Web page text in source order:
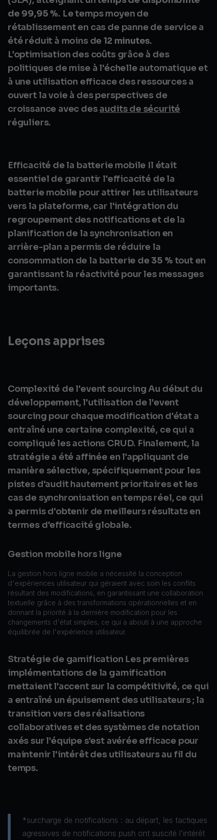
de 99,95 %. Le temps moyen de
rétablissement en cas de panne de service a
été réduit à moins de12 minutes.
L'optimisation des coûts grâce à des
politiques de mise à l'échelle automatique et
à une utilisation efficace des ressources a
ouvert la voie à des perspectives de
croissance avec desaudits de sécurité
réguliers.
Efficacité de la batterie mobile Il était
essentiel de garantir l'efficacité de la
batterie mobile pour attirer les utilisateurs
vers la plateforme, car l'intégration du
regroupement des notifications et de la
planification de la synchronisation en
arrière-plan a permis de réduire la
consommation de la batterie de 35 % tout en
garantissant la réactivité pour les messages
importants.
Leçons apprises
Complexité de l'event sourcing Au début du
développement, l'utilisation de l'event
sourcing pour chaque modification d'état a
entraîné une certaine complexité, ce qui a
compliqué les actions CRUD. Finalement, la
stratégie a été affinée en l'appliquant de
manière sélective, spécifiquement pour les
pistes d'audit hautement prioritaires et les
cas de synchronisation en temps réel, ce qui
a permis d'obtenir de meilleurs résultats en
termes d'efficacité globale.
Gestion mobile hors ligne
La gestion hors ligne mobile a nécessité la conception
d'expériences utilisateur qui géraient avec soin les conflits
résultant des modifications, en garantissant une collaboration
textuelle grâce à des transformations opérationnelles et en
donnant la priorité à la dernière modification pour les
changements d'état simples, ce qui a abouti à une approche
équilibrée de l'expérience utilisateur.
Stratégie de gamification Les premières
implémentations de la gamification
mettaient l'accent sur la compétitivité, ce qui
a entraîné un épuisement des utilisateurs ; la
transition vers des réalisations
collaboratives et des systèmes de notation
axés sur l'équipe s'est avérée efficace pour
maintenir l'intérêt des utilisateurs au fil du
temps.
*surcharge de notifications : au départ, les tactiques
agressives de notifications push ont suscité l'intérêt